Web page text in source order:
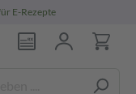
E-Rezepte